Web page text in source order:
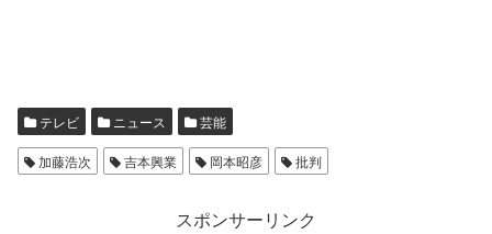
テレビ ニュース 芸能
加藤浩次 吉本興業 岡本昭彦 批判
スポンサーリンク